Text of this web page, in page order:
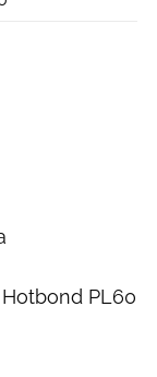
PL60